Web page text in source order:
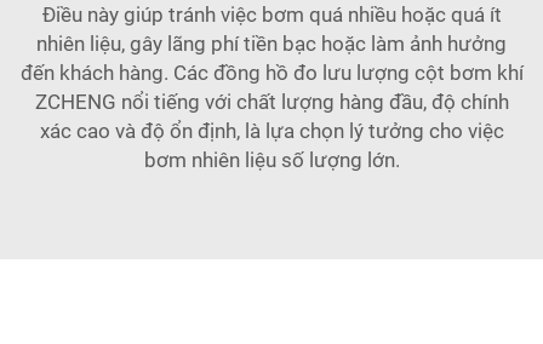
Điều này giúp tránh việc bơm quá nhiều hoặc quá ít
nhiên liệu, gây lãng phí tiền bạc hoặc làm ảnh hưởng
đến khách hàng. Các đồng hồ đo lưu lượng cột bơm khí
ZCHENG nổi tiếng với chất lượng hàng đầu, độ chính
xác cao và độ ổn định, là lựa chọn lý tưởng cho việc
bơm nhiên liệu số lượng lớn.